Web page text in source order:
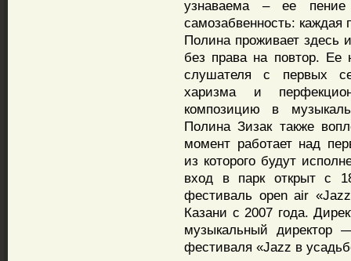
узнаваема – ее пение
самозабвенность: каждая
Полина проживает здесь
без права на повтор. Ее
слушателя с первых
харизма и
композицию в
Полина Зизак также
момент работает над
из которого будут
вход в парк открыт с
фестиваль open air
Казани с 2007 года.
музыкальный
фестиваля «Jazz в